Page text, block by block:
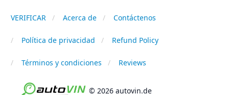
VERIFICAR Acerca de Contáctenos
Política de privacidad Refund Policy
Términos y condiciones Reviews
© 2026 autovin.de